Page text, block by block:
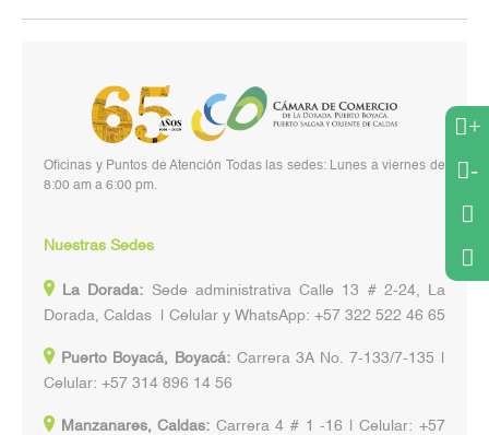
+
-
Oficinas y Puntos de Atención Todas las sedes: Lunes a viernes de
8:00 am a 6:00 pm.
Nuestras Sedes
La Dorada: Sede administrativa Calle 13 # 2-24, La
Dorada, Caldas | Celular y WhatsApp: +57 322 522 46 65
Puerto Boyacá, Boyacá:Carrera 3A No. 7-133/7-135 |
Celular: +57 314 896 14 56
Manzanares, Caldas: Carrera 4 # 1 -16 | Celular: +57